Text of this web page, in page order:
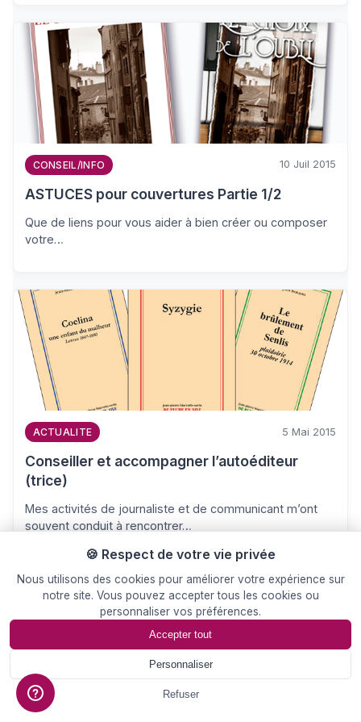
CONSEIL/INFO 10 Juil 2015
ASTUCES pour couvertures Partie 1/2
Que de liens pour vous aider à bien créer ou composer
votre…
ACTUALITE 5 Mai 2015
Conseiller et accompagner l’autoéditeur
(trice)
Mes activités de journaliste et de communicant m’ont
souvent conduit à rencontrer…
🍪 Respect de votre vie privée
Nous utilisons des cookies pour améliorer votre expérience sur
notre site. Vous pouvez accepter tous les cookies ou
personnaliser vos préférences.
Accepter tout
Personnaliser
Refuser